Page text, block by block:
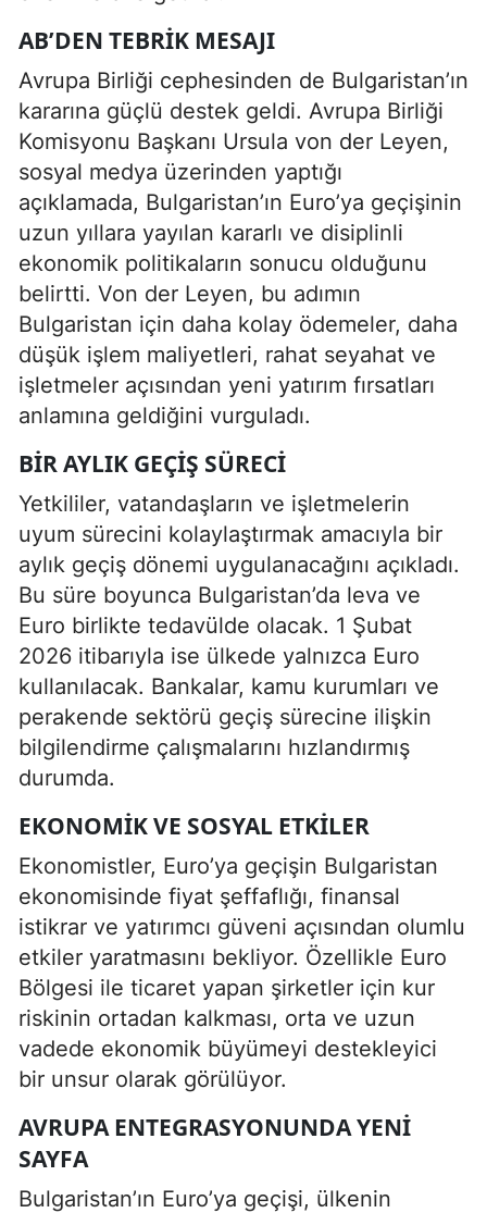
AB’DEN TEBRIK MESAJI
Avrupa Birliği cephesinden de Bulgaristan’ın
kararına güçlü destek geldi. Avrupa Birliği
Komisyonu Başkanı Ursula von der Leyen,
sosyal medya üzerinden yaptığı
açıklamada, Bulgaristan’ın Euro’ya geçişinin
uzun yıllara yayılan kararlı ve disiplinli
ekonomik politikaların sonucu olduğunu
belirtti. Von der Leyen, bu adımın
Bulgaristan için daha kolay ödemeler, daha
düşük işlem maliyetleri, rahat seyahat ve
işletmeler açısından yeni yatırım fırsatları
anlamına geldiğini vurguladı.
BIR AYLIK GEÇIŞ SÜRECI
Yetkililer, vatandaşların ve işletmelerin
uyum sürecini kolaylaştırmak amacıyla bir
aylık geçiş dönemi uygulanacağını açıkladı.
Bu süre boyunca Bulgaristan’da leva ve
Euro birlikte tedavülde olacak. 1 Şubat
2026 itibarıyla ise ülkede yalnızca Euro
kullanılacak. Bankalar, kamu kurumları ve
perakende sektörü geçiş sürecine ilişkin
bilgilendirme çalışmalarını hızlandırmış
durumda.
EKONOMIK VE SOSYAL ETKILER
Ekonomistler, Euro’ya geçişin Bulgaristan
ekonomisinde fiyat şeffaflığı, finansal
istikrar ve yatırımcı güveni açısından olumlu
etkiler yaratmasını bekliyor. Özellikle Euro
Bölgesi ile ticaret yapan şirketler için kur
riskinin ortadan kalkması, orta ve uzun
vadede ekonomik büyümeyi destekleyici
bir unsur olarak görülüyor.
AVRUPA ENTEGRASYONUNDA YENI
SAYFA
Bulgaristan’ın Euro’ya geçişi, ülkenin